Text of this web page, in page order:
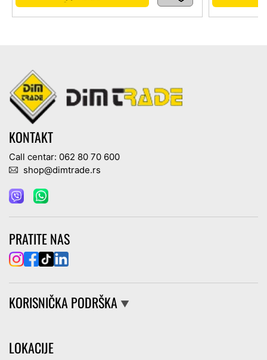
KONTAKT
Call centar: 062 80 70 600
shop@dimtrade.rs
PRATITE NAS
KORISNIČKA PODRŠKA ▼
LOKACIJE